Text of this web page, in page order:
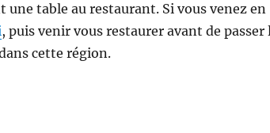
table au restaurant. Si vous venez en
, puis venir vous restaurer avant de passer
cette région.